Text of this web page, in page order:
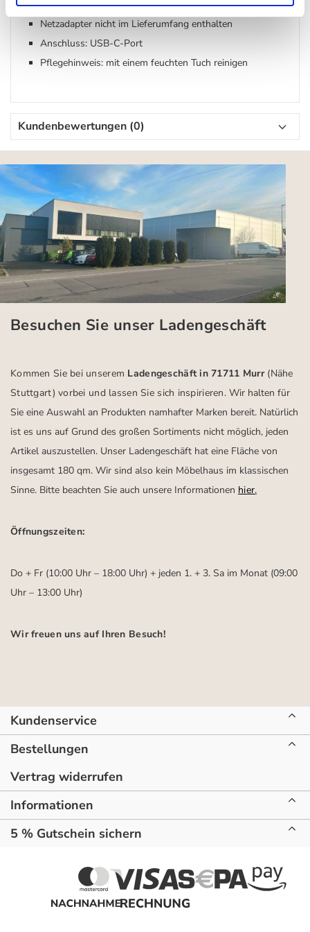
USB-C-Ladekabel (1,5 m) im Lieferumfang enthalten
Netzadapter nicht im Lieferumfang enthalten
Anschluss: USB-C-Port
Pflegehinweis: mit einem feuchten Tuch reinigen
Kundenbewertungen (0)
Besuchen Sie unser Ladengeschäft
Kommen Sie bei unserem Ladengeschäft in 71711 Murr (Nähe
Stuttgart) vorbei und lassen Sie sich inspirieren.Wir halten für
Sie eine Auswahl an Produkten namhafter Marken bereit. Natürlich
ist es uns auf Grund des großen Sortiments nicht möglich, jeden
Artikel auszustellen. Unser Ladengeschäft hat eine Fläche von
insgesamt 180 qm. Wir sind also kein Möbelhaus im klassischen
Sinne. Bitte beachten Sie auch unsere Informationen hier.
Öffnungszeiten:
Do + Fr (10:00 Uhr – 18:00 Uhr) + jeden 1. + 3. Sa im Monat (09:00
Uhr – 13:00 Uhr)
Wir freuen uns auf Ihren Besuch!
Kundenservice
Bestellungen
Vertrag widerrufen
Informationen
5 % Gutschein sichern